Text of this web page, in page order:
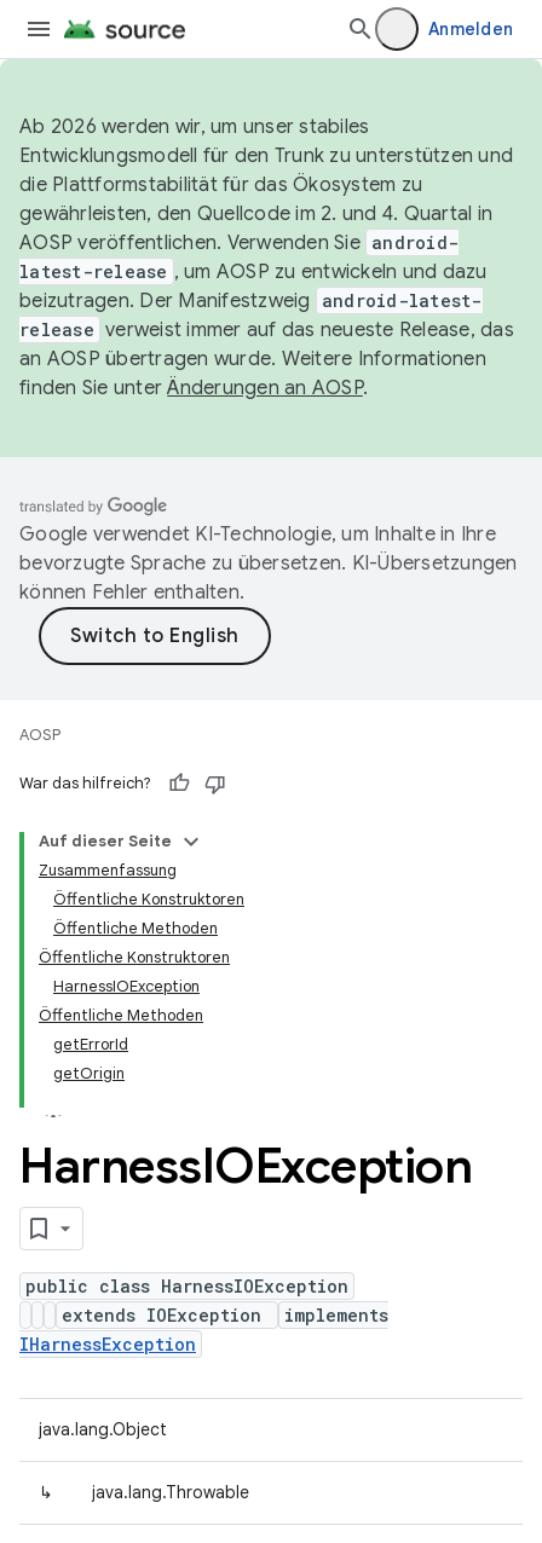
Anmelden
Ab 2026 werden wir, um unser stabiles
Entwicklungsmodell für den Trunk zu unterstützen und
die Plattformstabilität für das Ökosystem zu
gewährleisten, den Quellcode im 2. und 4. Quartal in
AOSP veröffentlichen. Verwenden Sie android-
latest-release , um AOSP zu entwickeln und dazu
beizutragen. Der Manifestzweig
android-latest-
release verweist immer auf das neueste Release, das
an AOSP übertragen wurde. Weitere Informationen
finden Sie unterÄnderungen an AOSP.
Google verwendet KI-Technologie, um Inhalte in Ihre
bevorzugte Sprache zu übersetzen. KI-Übersetzungen
können Fehler enthalten.
AOSP
War das hilfreich?
Auf dieser Seite
Zusammenfassung
Öffentliche Konstruktoren
Öffentliche Methoden
Öffentliche Konstruktoren
HarnessIOException
Öffentliche Methoden
getErrorId
getOrigin
HarnessIOException
public class HarnessIOException
extends IOException
implements
IHarnessException
java.lang.Object
↳ java.lang.Throwable